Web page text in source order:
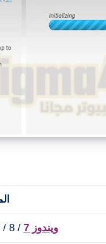
ويندوز 7 / 8 / 10 / 11، أو macOS